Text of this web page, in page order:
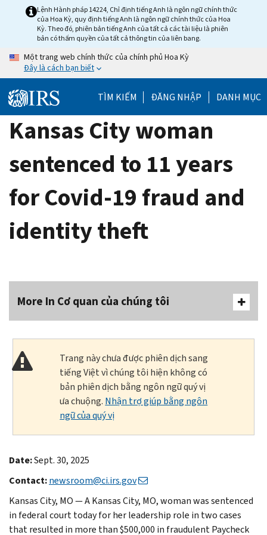
Lệnh Hành pháp 14224, Chỉ định tiếng Anh là ngôn ngữ chính thức
của Hoa Kỳ, quy định tiếng Anh là ngôn ngữ chính thức của Hoa
Kỳ. Theo đó, phiên bản tiếng Anh của tất cả các tài liệu là phiên
bản có thẩm quyền của tất cả thông tin của liên bang.
Một trang web chính thức của chính phủ Hoa Kỳ
Đây là cách bạn biết
TÌM KIẾM ĐĂNG NHẬP DANH MỤC
Kansas City woman
sentenced to 11 years
for Covid-19 fraud and
identity theft
More In Cơ quan của chúng tôi
Trang này chưa được phiên dịch sang
tiếng Việt vì chúng tôi hiện không có
bản phiên dịch bằng ngôn ngữ quý vị
ưa chuộng. Nhận trợ giúp bằng ngôn
ngữ của quý vị
Date:Sept. 30, 2025
Contact:newsroom@ci.irs.gov
Kansas City, MO — A Kansas City, MO, woman was sentenced
in federal court today for her leadership role in two cases
that resulted in more than $500,000 in fraudulent Paycheck